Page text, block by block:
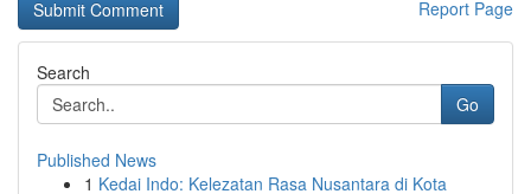
Report Page
Search
Go
Published News
1 Kedai Indo: Kelezatan Rasa Nusantara di Kota